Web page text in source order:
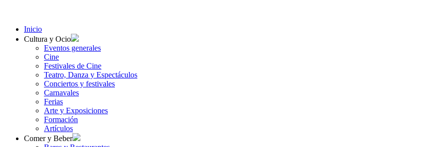
Inicio
Cultura y Ocio
Eventos generales
Cine
Festivales de Cine
Teatro, Danza y Espectáculos
Conciertos y festivales
Carnavales
Ferias
Arte y Exposiciones
Formación
Artículos
Comer y Beber